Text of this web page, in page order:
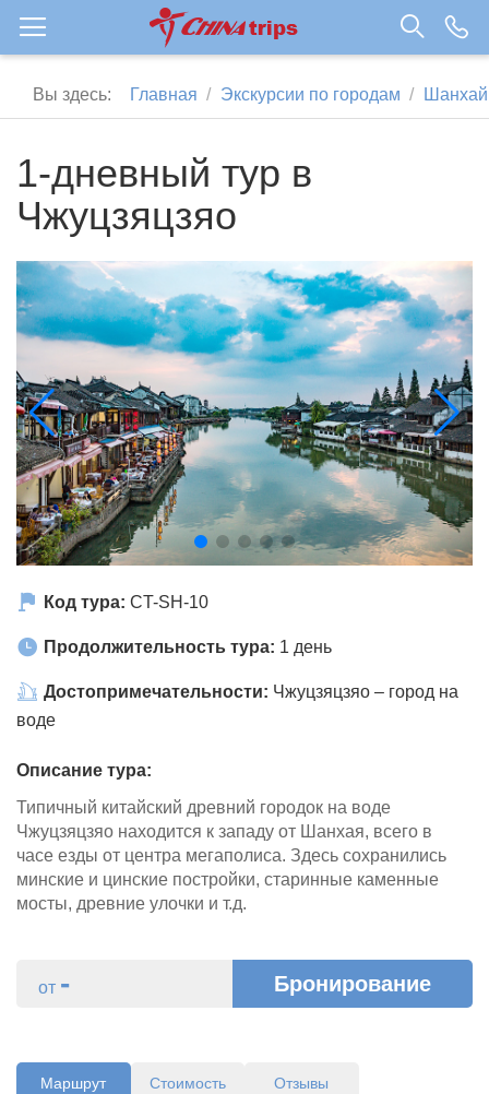
Вы здесь: Главная Экскурсии по городам Шанхай
1-дневный тур в
Чжуцзяцзяо
Код тура: CT-SH-10
Продолжительность тура: 1 день
Достопримечательности: Чжуцзяцзяо – город на
воде
Описание тура:
Типичный китайский древний городок на воде
Чжуцзяцзяо находится к западу от Шанхая, всего в
часе езды от центра мегаполиса. Здесь сохранились
минские и цинские постройки, старинные каменные
мосты, древние улочки и т.д.
Бронирование
от -
Маршрут Стоимость Отзывы